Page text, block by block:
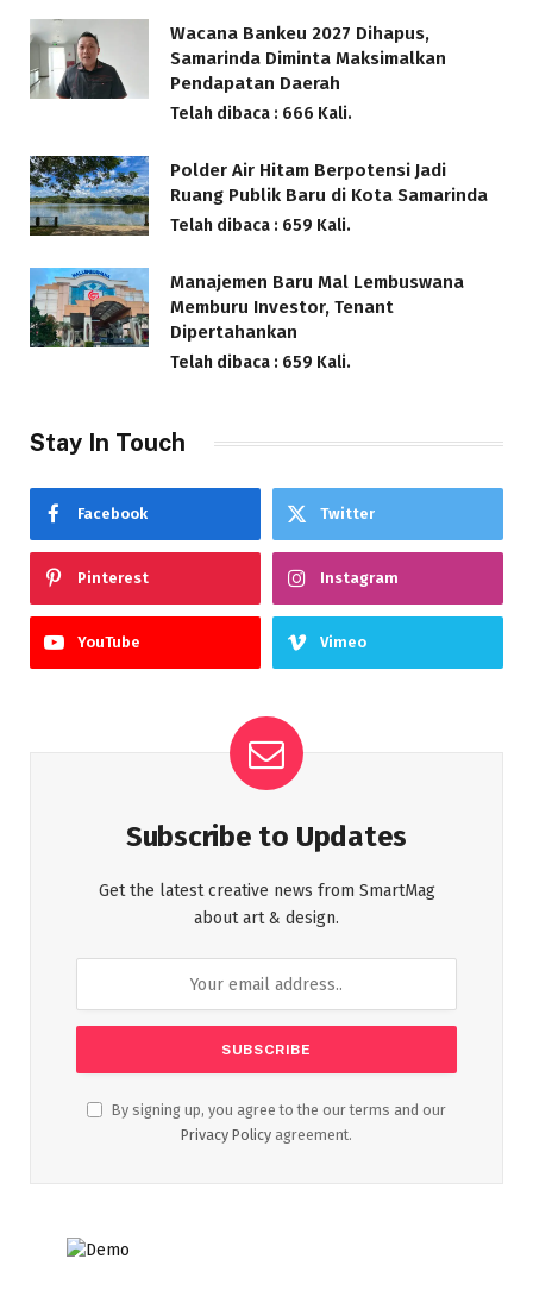
Wacana Bankeu 2027 Dihapus,
Samarinda Diminta Maksimalkan
Pendapatan Daerah
Telah dibaca : 666 Kali.
Polder Air Hitam Berpotensi Jadi
Ruang Publik Baru di Kota Samarinda
Telah dibaca : 659 Kali.
Manajemen Baru Mal Lembuswana
Memburu Investor, Tenant
Dipertahankan
Telah dibaca : 659 Kali.
Stay In Touch
Facebook Twitter
Pinterest Instagram
YouTube Vimeo
Subscribe to Updates
Get the latest creative news from SmartMag
about art & design.
By signing up, you agree to the our terms and our
Privacy Policy agreement.